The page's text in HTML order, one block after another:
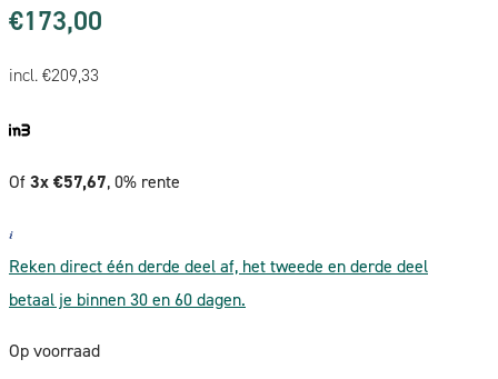
€173,00
incl.€209,33
Of3x €57,67, 0% rente
Reken direct één derde deel af, het tweede en derde deel
betaal je binnen 30 en 60 dagen.
Op voorraad